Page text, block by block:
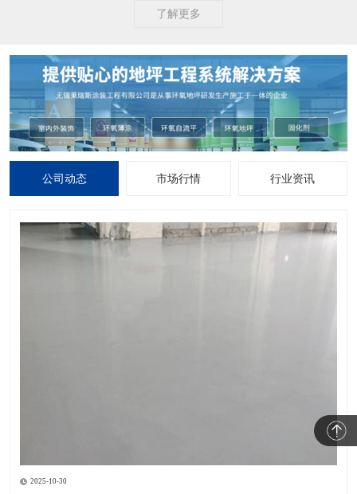
了解更多
公司动态 市场行情 行业资讯
2025-10-30